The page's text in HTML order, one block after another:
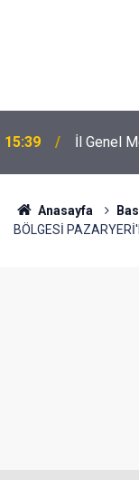
15:39 İl Genel
Anasayfa
BÖLGESİ